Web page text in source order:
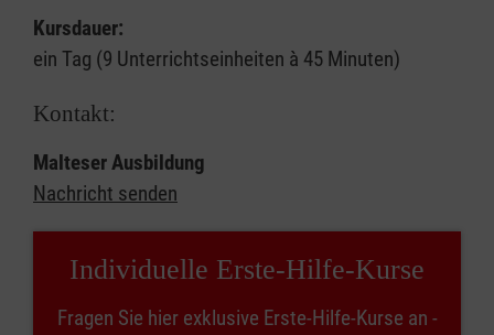
Kursdauer:
ein Tag (9 Unterrichtseinheiten à 45 Minuten)
Kontakt:
Malteser Ausbildung
Nachricht senden
Individuelle Erste-Hilfe-Kurse
Fragen Sie hier exklusive Erste-Hilfe-Kurse an -